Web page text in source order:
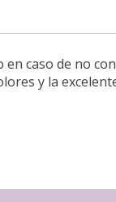
caso de no
y la